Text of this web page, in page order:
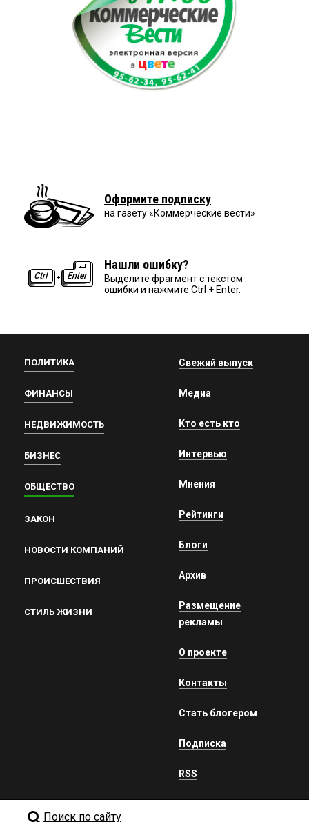
Оформите подписку
на газету «Коммерческие вести»
Нашли ошибку?
Выделите фрагмент с текстом
ошибки и нажмите Ctrl + Enter.
ПОЛИТИКА
ФИНАНСЫ
НЕДВИЖИМОСТЬ
БИЗНЕС
ОБЩЕСТВО
ЗАКОН
НОВОСТИ КОМПАНИЙ
ПРОИСШЕСТВИЯ
СТИЛЬ ЖИЗНИ
Свежий выпуск
Медиа
Кто есть кто
Интервью
Мнения
Рейтинги
Блоги
Архив
Размещение
рекламы
О проекте
Контакты
Стать блогером
Подписка
RSS
Поиск по сайту